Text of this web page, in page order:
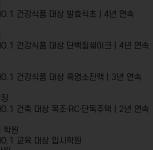
건강식품 대상 발효식초 | 4년 연속
건강식품 대상 단백질쉐이크 | 4년 연속
건강식품 대상 흑염소진액 | 3년 연속
건축 대상 목조·RC·단독주택 | 2년 연속
교육 대상 입시학원